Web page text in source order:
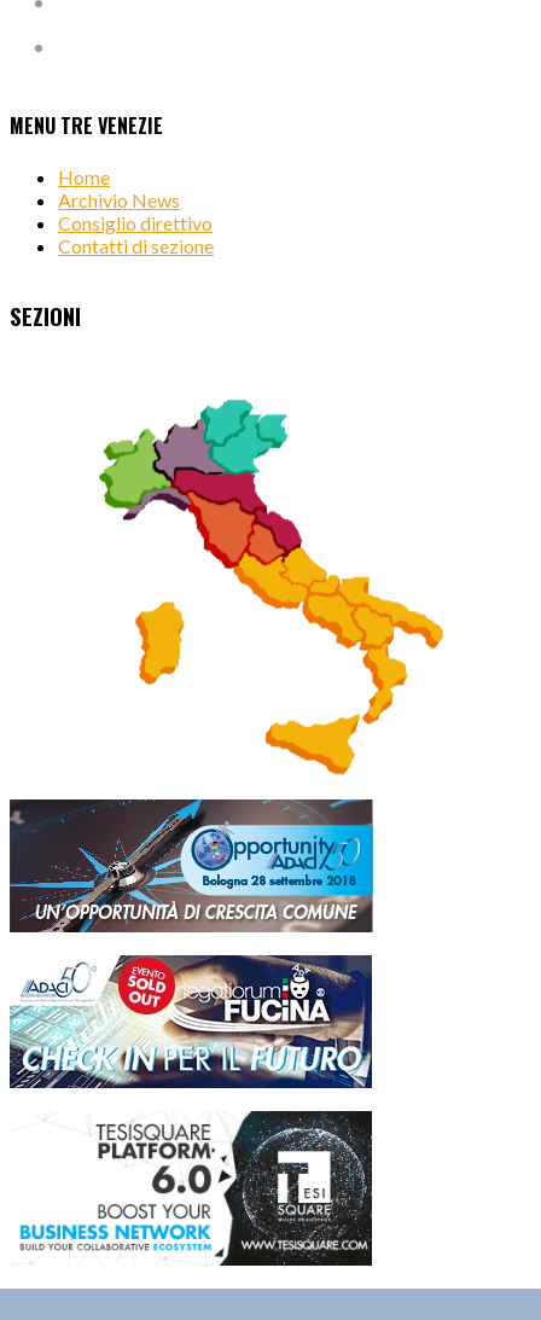
MENU TRE VENEZIE
Home
Archivio News
Consiglio direttivo
Contatti di sezione
SEZIONI